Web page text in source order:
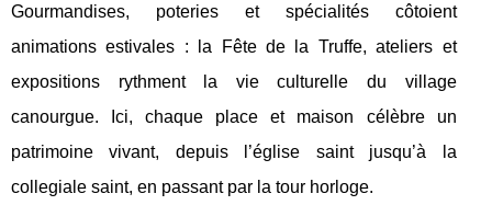
Gourmandises, poteries et spécialités côtoient
animations estivales : la Fête de la Truffe, ateliers et
expositions rythment la vie culturelle du village
canourgue. Ici, chaque place et maison célèbre un
patrimoine vivant, depuis l’église saint jusqu’à la
collegiale saint, en passant par la tour horloge.